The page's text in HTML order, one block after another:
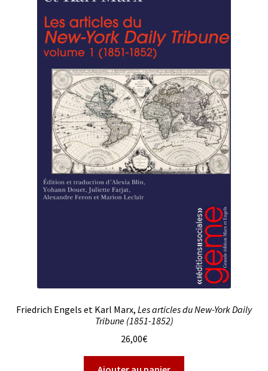
Friedrich Engels et Karl Marx, Les articles du New-York Daily
Tribune (1851-1852)
26,00€